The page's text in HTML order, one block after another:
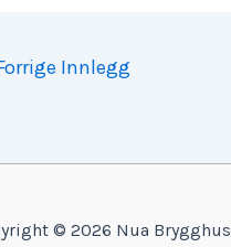
Innlegg
© 2026 Nua Brygghus